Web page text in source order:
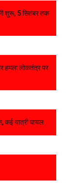
शुरू, 5 सितंबर तक
हमला लोकतंत्र पर
कई यात्री घायल